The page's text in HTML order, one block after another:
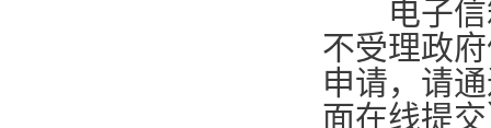
电子信
不受理政
申请，请
面在线提